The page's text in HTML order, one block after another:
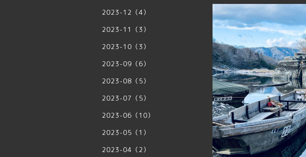
2023-12（4）
2023-11（3）
2023-10（3）
2023-09（6）
2023-08（5）
2023-07（5）
2023-06（10）
2023-05（1）
2023-04（2）